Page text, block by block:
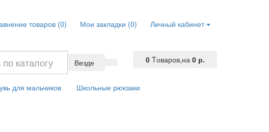
Личный кабинет
Мои закладки (0)
товаров (0)
0 Tоваров,на 0 р.
Везде
для мальчиков Школьные рюкзаки